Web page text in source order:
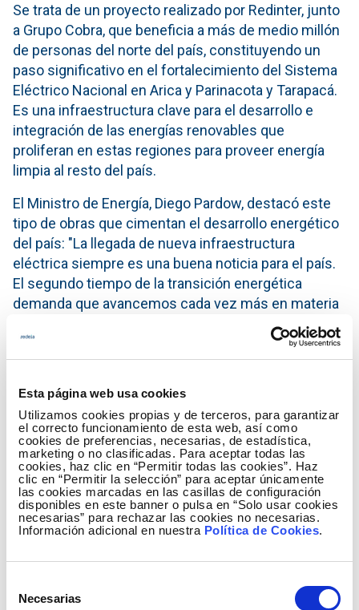
Esta página web usa cookies
Utilizamos cookies propias y de terceros, para garantizar
el correcto funcionamiento de esta web, así como
cookies de preferencias, necesarias, de estadística,
marketing o no clasificadas. Para aceptar todas las
cookies, haz clic en “Permitir todas las cookies”. Haz
clic en “Permitir la selección” para aceptar únicamente
las cookies marcadas en las casillas de configuración
disponibles en este banner o pulsa en “Solo usar cookies
necesarias” para rechazar las cookies no necesarias.
Información adicional en nuestra Política de Cookies.
Necesarias
Se trata de un proyecto realizado por Redinter, junto
a Grupo Cobra, que beneficia a más de medio millón
de personas del norte del país, constituyendo un
paso significativo en el fortalecimiento del Sistema
Eléctrico Nacional en Arica y Parinacota y Tarapacá.
Es una infraestructura clave para el desarrollo e
integración de las energías renovables que
proliferan en estas regiones para proveer energía
limpia al resto del país.
El Ministro de Energía, Diego Pardow, destacó este
tipo de obras que cimentan el desarrollo energético
del país: "La llegada de nueva infraestructura
eléctrica siempre es una buena noticia para el país.
El segundo tiempo de la transición energética
demanda que avancemos cada vez más en materia
de transmisión e infraestructura. Además, con estas
nuevas líneas eléctricas se están creando nuevos
puestos de trabajo, algo fundamental para la región
con las comunidades".
Por su parte, David Montero, Country Manager de
Redinter, destacó el impacto positivo que tiene la
entrada en operación de la segunda etapa de
REDENOR, tanto para el país como en el ámbito
regional. “La contribución económico y social del
proyecto es muy relevante ya que, además del
diferentes proyectos de generación de energía,